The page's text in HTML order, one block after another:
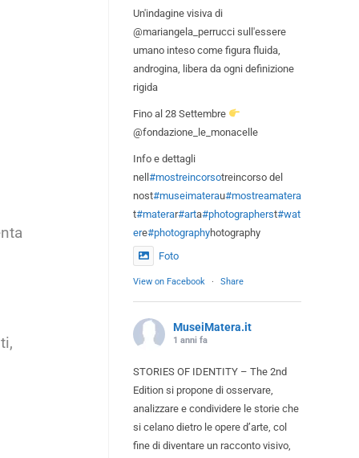
Un'indagine visiva di
@mariangela_perrucci sull'essere
umano inteso come figura fluida,
androgina, libera da ogni definizione
rigida
Fino al 28 Settembre
@fondazione_le_monacelle
Info e dettagli
nell#mostreincorsotreincorso del
nost#museimaterau#mostreamatera
t#materar#arta#photographerst#wat
ere#photographyhotography
Foto
View on Facebook · Share
MuseiMatera.it
1 anni fa
STORIES OF IDENTITY – The 2nd
Edition si propone di osservare,
analizzare e condividere le storie che
si celano dietro le opere d’arte, col
fine di diventare un racconto visivo,